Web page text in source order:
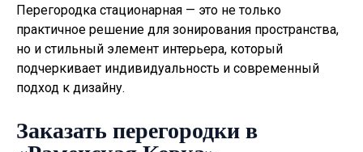
Перегородка стационарная — это не только
практичное решение для зонирования пространства,
но и стильный элемент интерьера, который
подчеркивает индивидуальность и современный
подход к дизайну.
Заказать перегородки в